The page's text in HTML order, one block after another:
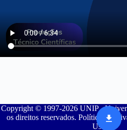
Copyright © 1997-2026 UNIP -
os direitos reservados. Política de
Uso